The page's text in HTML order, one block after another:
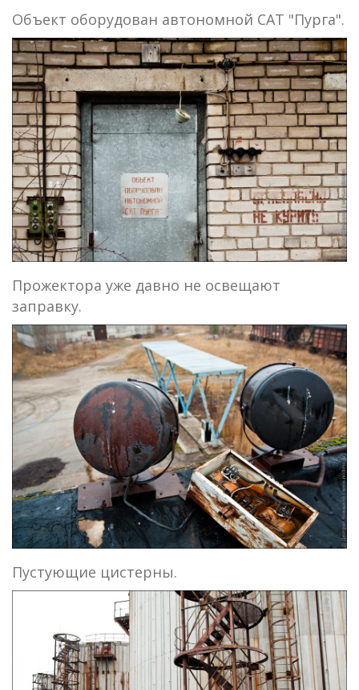
Объект оборудован автономной САТ "Пурга".
Прожектора уже давно не освещают
заправку.
Пустующие цистерны.